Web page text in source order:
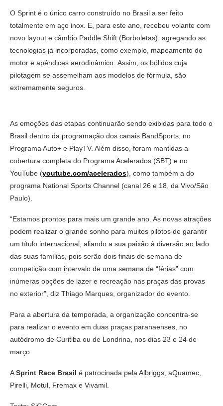
O Sprint é o único carro construído no Brasil a ser feito
totalmente em aço inox. E, para este ano, recebeu volante com
novo layout e câmbio Paddle Shift (Borboletas), agregando as
tecnologias já incorporadas, como exemplo, mapeamento do
motor e apêndices aerodinâmico. Assim, os bólidos cuja
pilotagem se assemelham aos modelos de fórmula, são
extremamente seguros.
As emoções das etapas continuarão sendo exibidas para todo o
Brasil dentro da programação dos canais BandSports, no
Programa Auto+ e PlayTV. Além disso, foram mantidas a
cobertura completa do Programa Acelerados (SBT) e no
YouTube (youtube.com/acelerados), como também a do
programa National Sports Channel (canal 26 e 18, da Vivo/São
Paulo).
“Estamos prontos para mais um grande ano. As novas atrações
podem realizar o grande sonho para muitos pilotos de garantir
um título internacional, aliando a sua paixão à diversão ao lado
das suas famílias, pois serão dois finais de semana de
competição com intervalo de uma semana de “férias” com
inúmeras opções de lazer e recreação nas praças das provas
no exterior”, diz Thiago Marques, organizador do evento.
Para a abertura da temporada, a organização concentra-se
para realizar o evento em duas praças paranaenses, no
autódromo de Curitiba ou de Londrina, nos dias 23 e 24 de
março.
ASprint Race Brasil é patrocinada pela Albriggs, aQuamec,
Pirelli, Motul, Fremax e Vivamil.